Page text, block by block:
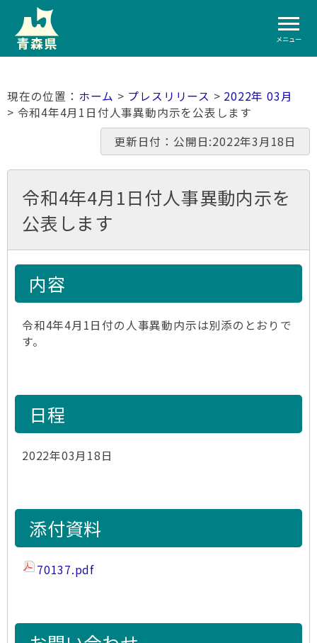
メニュー
ホーム > プレスリリース > 2022年 03月
> 令和4年4月1日付人事異動内示を公表します
更新日付：公開日:2022年3月18日
令和4年4月1日付人事異動内示を
公表します
内容
令和4年4月1日付の人事異動内示は別添のとおりで
す。
日程
2022年03月18日
添付資料
70137.pdf